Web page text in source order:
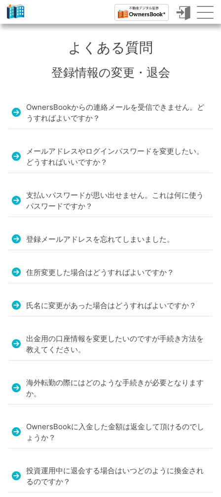
ク
ァ
ン
ィ
ン
で
不
動
産
投
資
OwnersBook
よくある質問
登録情報の変更・退会
OwnersBookからの連絡メールを受信できません。ど
うすればよいですか？
メールアドレスやログインパスワードを変更したい。
どうすればいいですか？
支払いパスワードが思い出せません。これは何に使う
パスワードですか？
登録メールアドレスを忘れてしまいました。
住所変更した場合はどうすればよいですか？
氏名に変更があった場合はどうすればよいですか？
出金用の口座情報を変更したいのですが手続き方法を
教えてください。
海外転勤の際にはどのような手続きが必要となります
か。
OwnersBookに入金した金額は返金して頂けるのでし
ょうか？
投資運用中に退会する場合はいつどのように換金され
るのですか？